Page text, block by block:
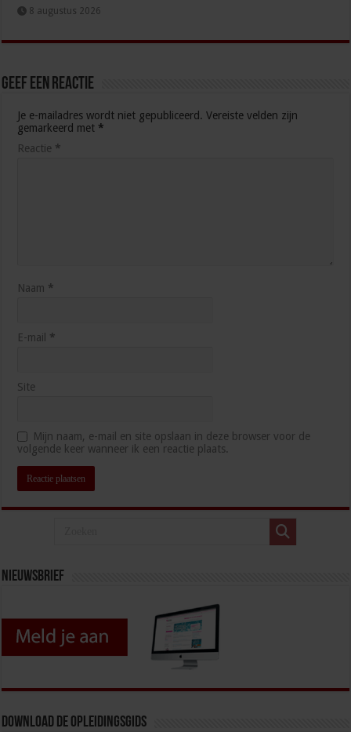
8 augustus 2026
Geef een reactie
Je e-mailadres wordt niet gepubliceerd. Vereiste velden zijn
gemarkeerd met *
Reactie *
Naam *
E-mail *
Site
Mijn naam, e-mail en site opslaan in deze browser voor de
volgende keer wanneer ik een reactie plaats.
Nieuwsbrief
Download de opleidingsgids